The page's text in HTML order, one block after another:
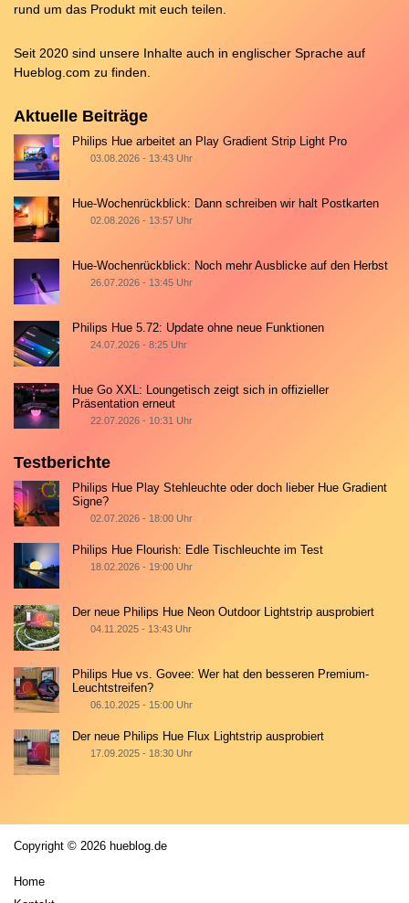
rund um das Produkt mit euch teilen.
Seit 2020 sind unsere Inhalte auch in englischer Sprache auf
Hueblog.com zu finden.
Aktuelle Beiträge
Philips Hue arbeitet an Play Gradient Strip Light Pro
03.08.2026 - 13:43 Uhr
Hue-Wochenrückblick: Dann schreiben wir halt Postkarten
02.08.2026 - 13:57 Uhr
Hue-Wochenrückblick: Noch mehr Ausblicke auf den Herbst
26.07.2026 - 13:45 Uhr
Philips Hue 5.72: Update ohne neue Funktionen
24.07.2026 - 8:25 Uhr
Hue Go XXL: Loungetisch zeigt sich in offizieller
Präsentation erneut
22.07.2026 - 10:31 Uhr
Testberichte
Philips Hue Play Stehleuchte oder doch lieber Hue Gradient
Signe?
02.07.2026 - 18:00 Uhr
Philips Hue Flourish: Edle Tischleuchte im Test
18.02.2026 - 19:00 Uhr
Der neue Philips Hue Neon Outdoor Lightstrip ausprobiert
04.11.2025 - 13:43 Uhr
Philips Hue vs. Govee: Wer hat den besseren Premium-
Leuchtstreifen?
06.10.2025 - 15:00 Uhr
Der neue Philips Hue Flux Lightstrip ausprobiert
17.09.2025 - 18:30 Uhr
Copyright © 2026 hueblog.de
Home